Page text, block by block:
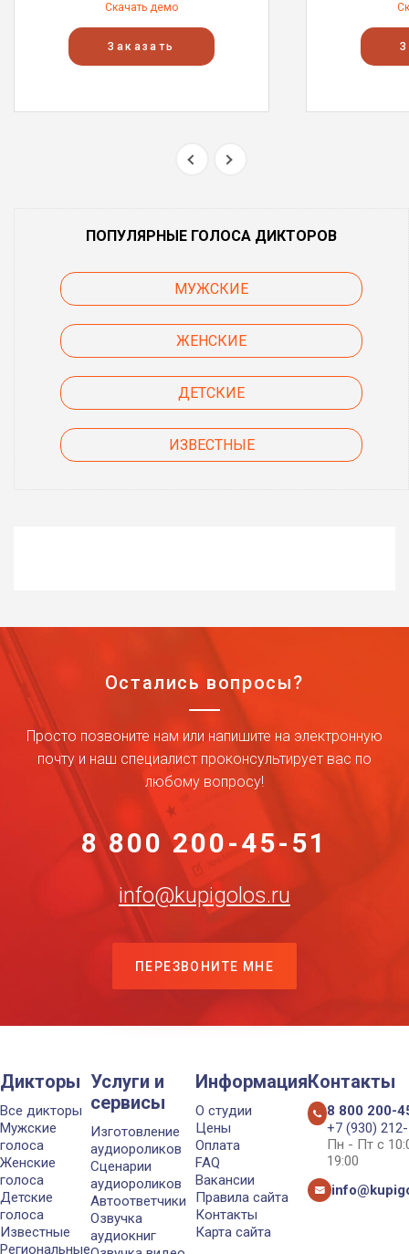
Скачать демо
Заказать
ПОПУЛЯРНЫЕ ГОЛОСА ДИКТОРОВ
МУЖСКИЕ
ЖЕНСКИЕ
ДЕТСКИЕ
ИЗВЕСТНЫЕ
Остались вопросы?
Просто позвоните нам или напишите на электронную
почту и наш специалист проконсультирует вас по
любому вопросу!
8 800 200-45-51
info@kupigolos.ru
ПЕРЕЗВОНИТЕ МНЕ
Дикторы
Все дикторы
Мужские
голоса
Женские
голоса
Детские
голоса
Известные
Региональные
Услуги и
сервисы
Изготовление
аудиороликов
Сценарии
аудиороликов
Автоответчики
Озвучка
аудиокниг
Информация
О студии
Цены
Оплата
FAQ
Вакансии
Правила сайта
Контакты
Карта сайта
Контакты
8 800 200-
+7 (930)
Пн - Пт с
19:00